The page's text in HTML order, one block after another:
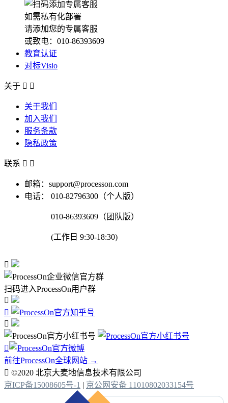
如需私有化部署
请添加您的专属客服
或致电：010-86393609
教育认证
对标Visio
关于  
关于我们
加入我们
服务条款
隐私政策
联系  
邮箱：support@processon.com
电话：
010-82796300（个人版）
010-86393609（团队版）
(工作日 9:30-18:30)

扫码进入ProcessOn用户群




前往ProcessOn全球网站 →
 ©2020 北京大麦地信息技术有限公司
京ICP备15008605号-1 | 京公网安备 11010802033154号